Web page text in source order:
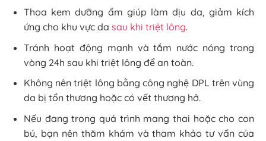
Thoa kem dưỡng ẩm giúp làm dịu da, giảm kích
ứng cho khu vực da sau khi triệt lông.
Tránh hoạt động mạnh và tắm nước nóng trong
vòng 24h sau khi triệt lông để an toàn.
Không nên triệt lông bằng công nghệ DPL trên vùng
da bị tổn thương hoặc có vết thương hở.
Nếu đang trong quá trình mang thai hoặc cho con
bú, bạn nên thăm khám và tham khảo tư vấn của